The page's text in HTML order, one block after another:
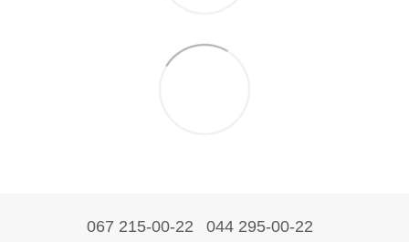
067 215-00-22 044 295-00-22